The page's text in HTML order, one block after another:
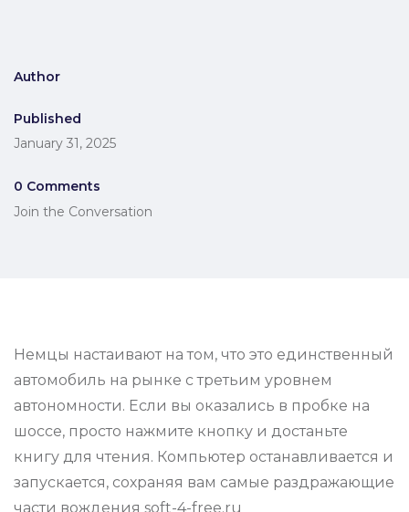
Author
Published
January 31, 2025
0 Comments
Join the Conversation
Немцы настаивают на том, что это единственный
автомобиль на рынке с третьим уровнем
автономности. Если вы оказались в пробке на
шоссе, просто нажмите кнопку и достаньте
книгу для чтения. Компьютер останавливается и
запускается, сохраняя вам самые раздражающие
части вождения soft-4-free.ru